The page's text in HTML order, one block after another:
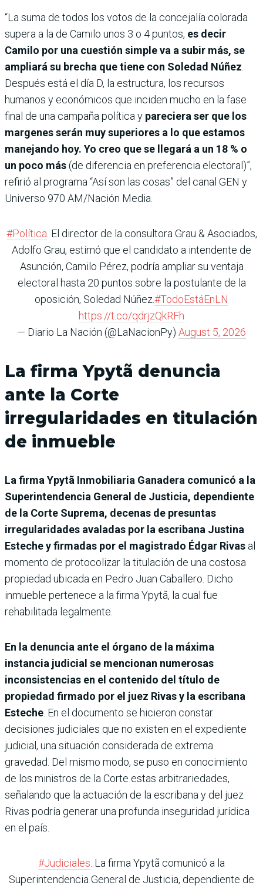
“La suma de todos los votos de la concejalía colorada
supera a la de Camilo unos 3 o 4 puntos, es decir
Camilo por una cuestión simple va a subir más, se
ampliará su brecha que tiene con Soledad Núñez.
Después está el día D, la estructura, los recursos
humanos y económicos que inciden mucho en la fase
final de una campaña política y pareciera ser que los
margenes serán muy superiores a lo que estamos
manejando hoy. Yo creo que se llegará a un 18 % o
un poco más(de diferencia en preferencia electoral)”,
refirió al programa “Así son las cosas” del canal GEN y
Universo 970 AM/Nación Media.
#Política. El director de la consultora Grau & Asociados,
Adolfo Grau, estimó que el candidato a intendente de
Asunción, Camilo Pérez, podría ampliar su ventaja
electoral hasta 20 puntos sobre la postulante de la
oposición, Soledad Núñez.#TodoEstáEnLN
https://t.co/qdrjzQkRFh
— Diario La Nación (@LaNacionPy) August 5, 2026
La firma Ypytã denuncia
ante la Corte
irregularidades en titulación
de inmueble
La firma Ypytã Inmobiliaria Ganadera comunicó a la
Superintendencia General de Justicia, dependiente
de la Corte Suprema, decenas de presuntas
irregularidades avaladas por la escribana Justina
Esteche y firmadas por el magistrado Édgar Rivas al
momento de protocolizar la titulación de una costosa
propiedad ubicada en Pedro Juan Caballero. Dicho
inmueble pertenece a la firma Ypytã, la cual fue
rehabilitada legalmente.
En la denuncia ante el órgano de la máxima
instancia judicial se mencionan numerosas
inconsistencias en el contenido del título de
propiedad firmado por el juez Rivas y la escribana
Esteche. En el documento se hicieron constar
decisiones judiciales que no existen en el expediente
judicial, una situación considerada de extrema
gravedad. Del mismo modo, se puso en conocimiento
de los ministros de la Corte estas arbitrariedades,
señalando que la actuación de la escribana y del juez
Rivas podría generar una profunda inseguridad jurídica
en el país.
#Judiciales. La firma Ypytã comunicó a la
Superintendencia General de Justicia, dependiente de